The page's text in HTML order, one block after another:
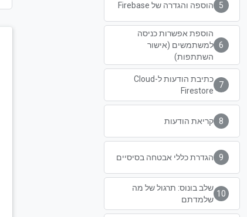
הוספה והגדרה של Firebase
הוספת אפשרות כניסה
למשתמשים (אישור
השתתפות)
כתיבת הודעות ל-Cloud
Firestore
קריאת הודעות
הגדרת כללי אבטחה בסיסיים
שלב בונוס: תרגול של מה
שלמדתם